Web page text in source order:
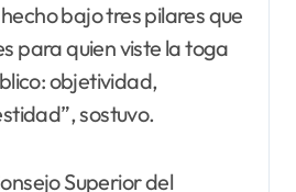
bajo tres pilares que
para quien viste la toga
objetividad,
sostuvo.
Superior del